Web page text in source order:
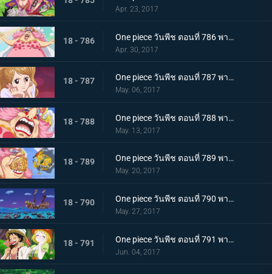
Apr. 23, 2017
18 - 786 One piece วันพีช ตอนที่ 786 พากย์ไทย ท็อตโตะแลนด์ บิ๊กมัมปรากฏตัว
Apr. 30, 2017
18 - 787 One piece วันพีช ตอนที่ 787 พากย์ไทย ลูกสาวของสี่จักรพรรดิ พุดดิ้ง คู่หมั้นของซันจิ
May. 06, 2017
18 - 788 One piece วันพีช ตอนที่ 788 พากย์ไทย คลั่งสะท้านเมือง มัมผู้หิวกระหาย
May. 13, 2017
18 - 789 One piece วันพีช ตอนที่ 789 พากย์ไทย เมืองหลวงพินาศ บิ๊กมัมกับจินเบ
May. 20, 2017
18 - 790 One piece วันพีช ตอนที่ 790 พากย์ไทย ปราสาทของสี่จักรพรรดิ ถึงแล้วโฮลเค้กไอแลนด์
May. 27, 2017
18 - 791 One piece วันพีช ตอนที่ 791 พากย์ไทย ป่าของหวานพิลึก ลูฟี่ VS ลูฟี่
Jun. 04, 2017